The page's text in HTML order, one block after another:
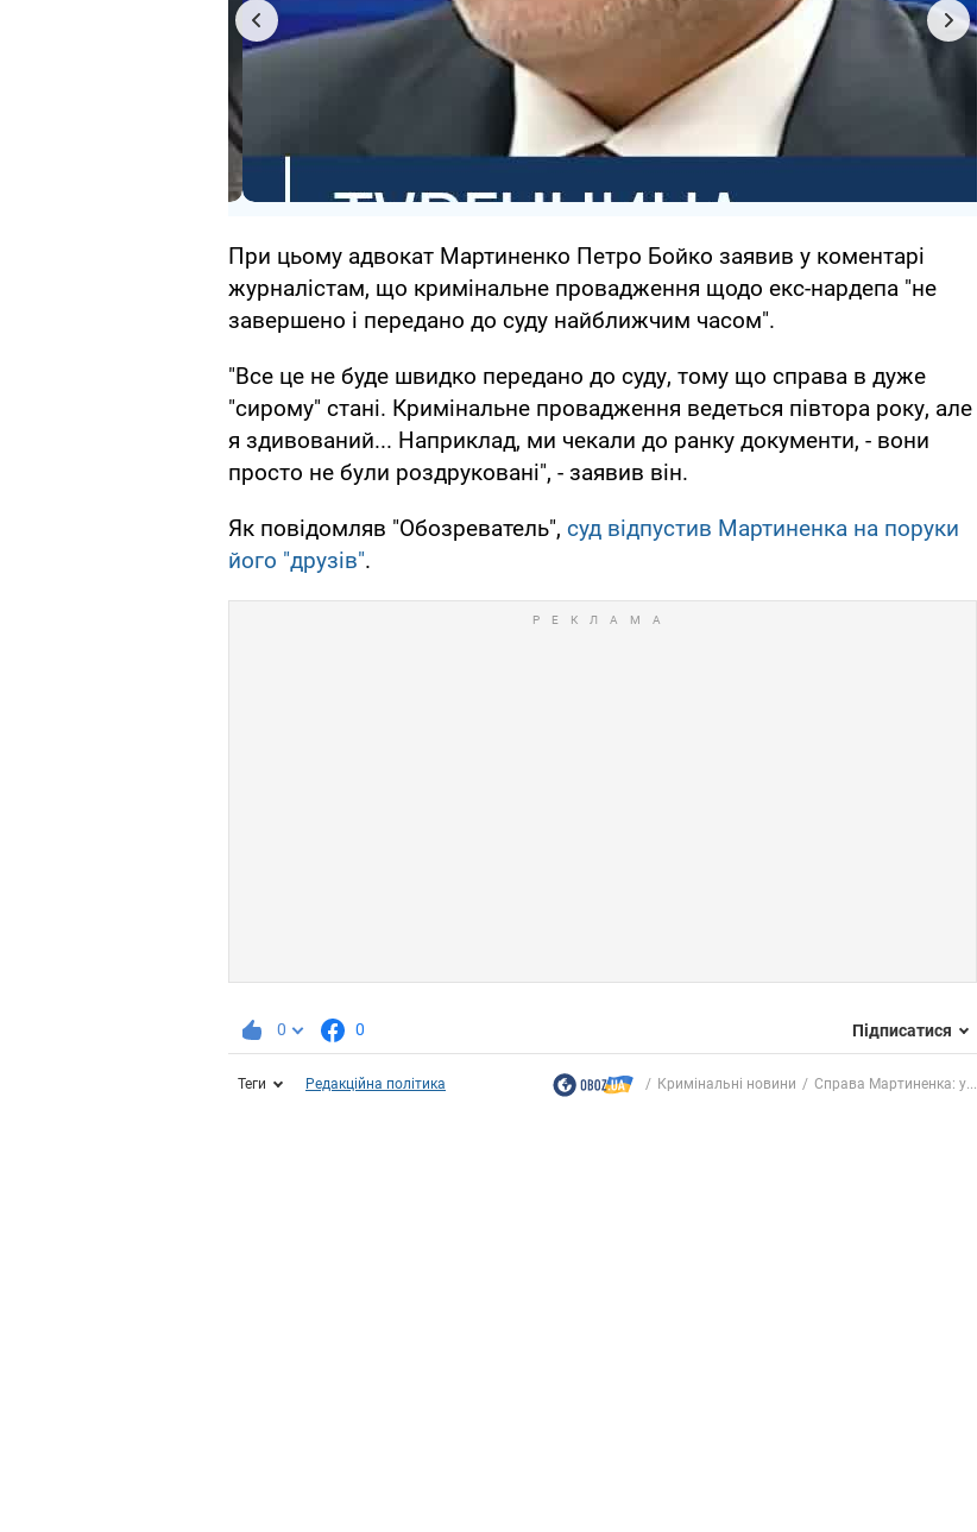
При цьому адвокат Мартиненко Петро Бойко заявив у коментарі
журналістам, що кримінальне провадження щодо екс-нардепа "не
завершено і передано до суду найближчим часом".
"Все це не буде швидко передано до суду, тому що справа в дуже
"сирому" стані. Кримінальне провадження ведеться півтора року, але
я здивований... Наприклад, ми чекали до ранку документи, - вони
просто не були роздруковані", - заявив він.
Як повідомляв "Обозреватель", суд відпустив Мартиненка на поруки
його "друзів".
0 0 Підписатися
Теги Редакційна політика Кримінальні новини Справа Мартиненка: у...